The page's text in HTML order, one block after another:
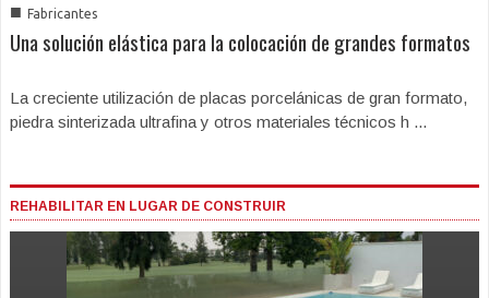
■ Fabricantes
Una solución elástica para la colocación de grandes formatos
La creciente utilización de placas porcelánicas de gran formato,
piedra sinterizada ultrafina y otros materiales técnicos h ...
REHABILITAR EN LUGAR DE CONSTRUIR